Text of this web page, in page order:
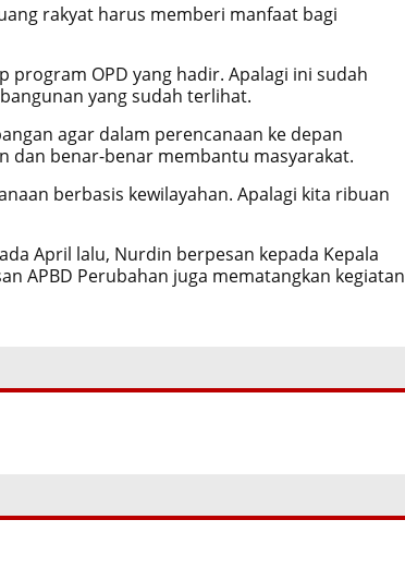
rakyat harus memberi manfaat bagi
OPD yang hadir. Apalagi ini sudah
yang sudah terlihat.
agar dalam perencanaan ke depan
dan benar-benar membantu masyarakat.
berbasis kewilayahan. Apalagi kita ribuan
April lalu, Nurdin berpesan kepada Kepala
APBD Perubahan juga mematangkan kegiatan